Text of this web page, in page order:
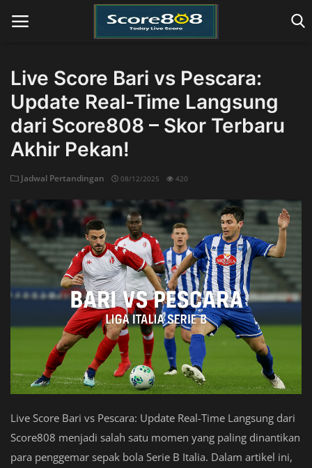
Home
Live Score Bari vs Pescara:
Update Real-Time Langsung
dari Score808 – Skor Terbaru
Akhir Pekan!
Jadwal Pertandingan 08/12/2025 420
Live Score Bari vs Pescara: Update Real-Time Langsung dari
Score808 menjadi salah satu momen yang paling dinantikan
para penggemar sepak bola Serie B Italia. Dalam artikel ini,